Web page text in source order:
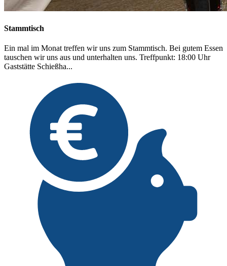
Stammtisch
Ein mal im Monat treffen wir uns zum Stammtisch. Bei gutem Essen
tauschen wir uns aus und unterhalten uns. Treffpunkt: 18:00 Uhr
Gaststätte Schießha...